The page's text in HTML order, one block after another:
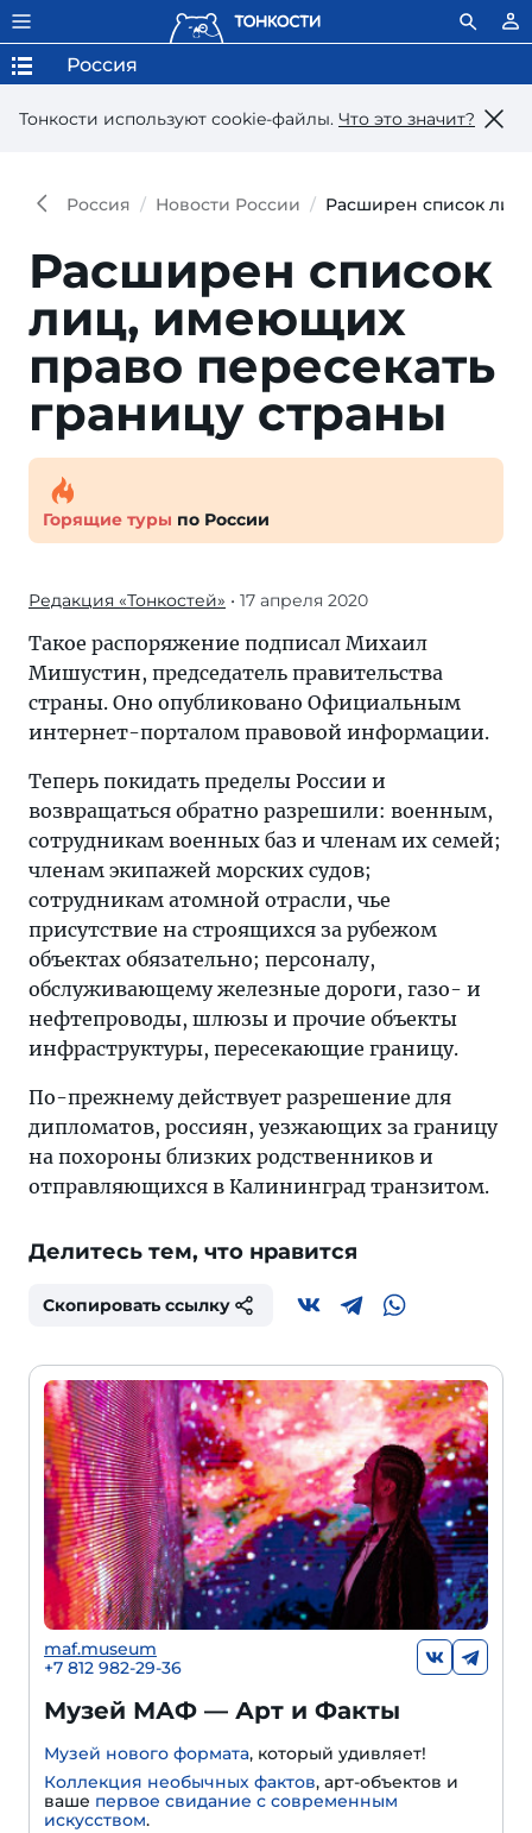
Тонкости используют сookie-файлы. Что это значит?
Россия
Россия Новости России Расширен список
Расширен список
лиц, имеющих
право пересекать
границу страны
Горящие туры по России
Редакция «Тонкостей» • 17 апреля 2020
Такое распоряжение подписал Михаил
Мишустин, председатель правительства
страны. Оно опубликовано Официальным
интернет-порталом правовой информации.
Теперь покидать пределы России и
возвращаться обратно разрешили: военным,
сотрудникам военных баз и членам их семей;
членам экипажей морских судов;
сотрудникам атомной отрасли, чье
присутствие на строящихся за рубежом
объектах обязательно; персоналу,
обслуживающему железные дороги, газо- и
нефтепроводы, шлюзы и прочие объекты
инфраструктуры, пересекающие границу.
По-прежнему действует разрешение для
дипломатов, россиян, уезжающих за границу
на похороны близких родственников и
отправляющихся в Калининград транзитом.
Делитесь тем, что нравится
Скопировать ссылку
maf.museum
+7 812 982-29-36
Музей МАФ — Арт и Факты
Музей нового формата, который удивляет!
Коллекция необычных фактов, арт-объектов и
ваше первое свидание с современным
искусством.